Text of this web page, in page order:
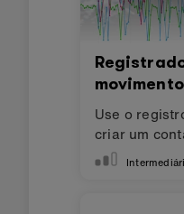
movimento
Use o
criar um
melhor.